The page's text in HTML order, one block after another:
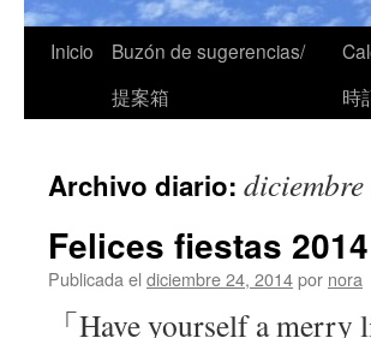
Inicio
Buzón de sugerencias/
提案箱
時
Archivo diario:
Felices fiestas
Publicada el diciembre 24, 2014por nora
「Have yourself a